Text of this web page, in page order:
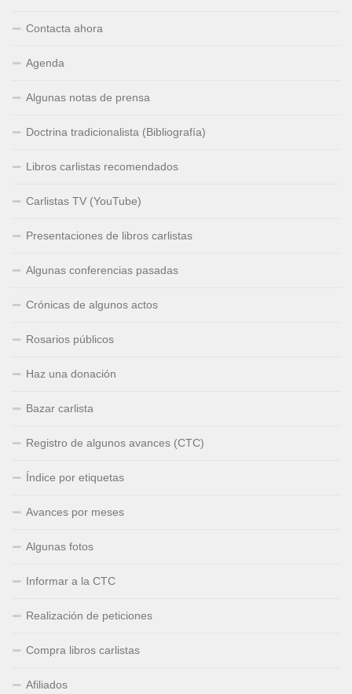
Contacta ahora
Agenda
Algunas notas de prensa
Doctrina tradicionalista (Bibliografía)
Libros carlistas recomendados
Carlistas TV (YouTube)
Presentaciones de libros carlistas
Algunas conferencias pasadas
Crónicas de algunos actos
Rosarios públicos
Haz una donación
Bazar carlista
Registro de algunos avances (CTC)
Índice por etiquetas
Avances por meses
Algunas fotos
Informar a la CTC
Realización de peticiones
Compra libros carlistas
Afiliados